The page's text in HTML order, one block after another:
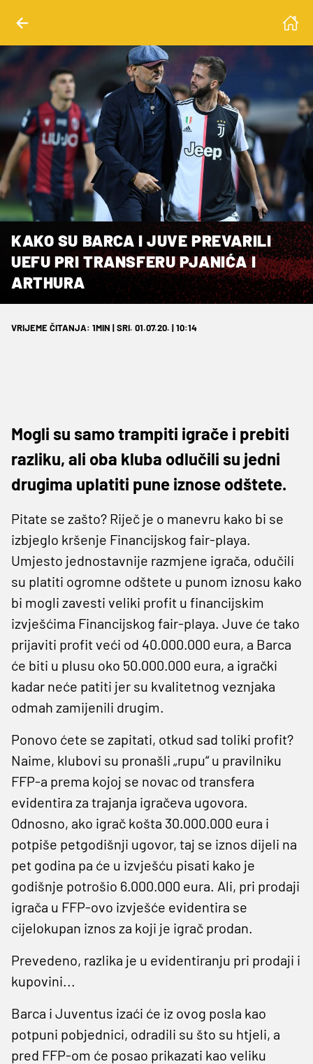
KAKO SU BARCA I JUVE PREVARILI
UEFU PRI TRANSFERU PJANIĆA I
ARTHURA
VRIJEME ČITANJA: 1MIN | SRI. 01.07.20. | 10:14
Mogli su samo trampiti igrače i prebiti
razliku, ali oba kluba odlučili su jedni
drugima uplatiti pune iznose odštete.
Pitate se zašto? Riječ je o manevru kako bi se
izbjeglo kršenje Financijskog fair-playa.
Umjesto jednostavnije razmjene igrača, odučili
su platiti ogromne odštete u punom iznosu kako
bi mogli zavesti veliki profit u financijskim
izvješćima Financijskog fair-playa. Juve će tako
prijaviti profit veći od 40.000.000 eura, a Barca
će biti u plusu oko 50.000.000 eura, a igrački
kadar neće patiti jer su kvalitetnog veznjaka
odmah zamijenili drugim.
Ponovo ćete se zapitati, otkud sad toliki profit?
Naime, klubovi su pronašli „rupu“ u pravilniku
FFP-a prema kojoj se novac od transfera
evidentira za trajanja igračeva ugovora.
Odnosno, ako igrač košta 30.000.000 eura i
potpiše petgodišnji ugovor, taj se iznos dijeli na
pet godina pa će u izvješću pisati kako je
godišnje potrošio 6.000.000 eura. Ali, pri prodaji
igrača u FFP-ovo izvješće evidentira se
cijelokupan iznos za koji je igrač prodan.
Prevedeno, razlika je u evidentiranju pri prodaji i
kupovini...
Barca i Juventus izaći će iz ovog posla kao
potpuni pobjednici, odradili su što su htjeli, a
pred FFP-om će posao prikazati kao veliku